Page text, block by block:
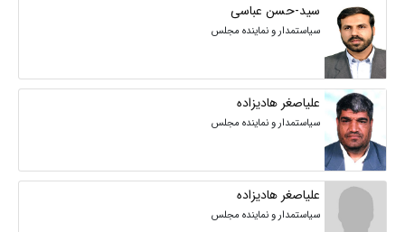
سید-حسن عباسی
سیاستمدار و نماینده مجلس
علیاصغر هادیزاده
سیاستمدار و نماینده مجلس
علیاصغر هادیزاده
سیاستمدار و نماینده مجلس